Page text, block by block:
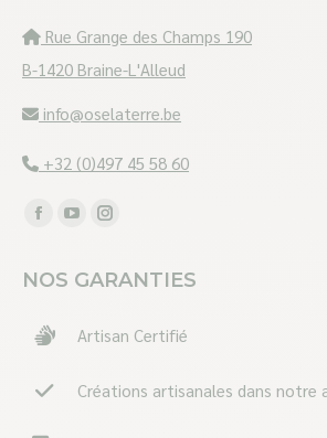
Rue Grange des Champs 190
B-1420 Braine-L'Alleud
info@oselaterre.be
+32 (0)497 45 58 60
Trouvez nous sur :
Facebook
opens
new
YouTube
opens
new
Instagram
opens
new
NOS GARANTIES
Artisan Certifié
Créations artisanales dans notre